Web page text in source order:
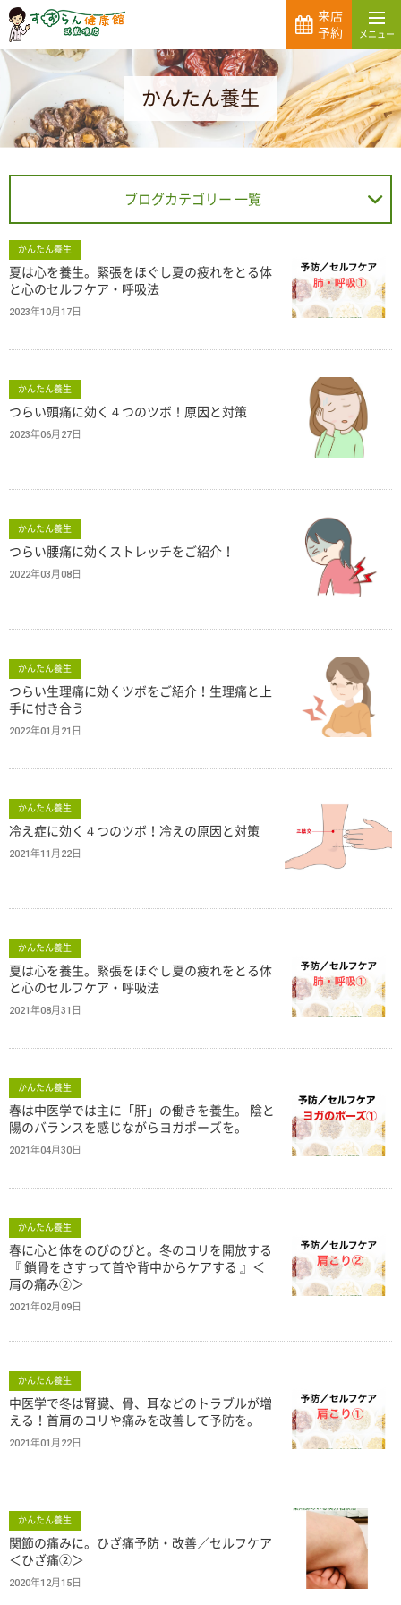
来店
予約
かんたん養生
ブログカテゴリー 一覧
かんたん養生
夏は心を養生。緊張をほぐし夏の疲れをとる体
と心のセルフケア・呼吸法
2023年10月17日
かんたん養生
つらい頭痛に効く４つのツボ！原因と対策
2023年06月27日
かんたん養生
つらい腰痛に効くストレッチをご紹介！
2022年03月08日
かんたん養生
つらい生理痛に効くツボをご紹介！生理痛と上
手に付き合う
2022年01月21日
かんたん養生
冷え症に効く４つのツボ！冷えの原因と対策
2021年11月22日
かんたん養生
夏は心を養生。緊張をほぐし夏の疲れをとる体
と心のセルフケア・呼吸法
2021年08月31日
かんたん養生
春は中医学では主に「肝」の働きを養生。 陰と
陽のバランスを感じながらヨガポーズを。
2021年04月30日
かんたん養生
春に心と体をのびのびと。冬のコリを開放する
『 鎖骨をさすって首や背中からケアする 』＜
肩の痛み②＞
2021年02月09日
かんたん養生
中医学で冬は腎臓、骨、耳などのトラブルが増
える！首肩のコリや痛みを改善して予防を。
2021年01月22日
かんたん養生
関節の痛みに。ひざ痛予防・改善／セルフケア
＜ひざ痛②＞
2020年12月15日